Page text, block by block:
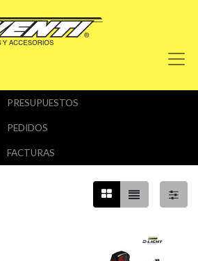
PRESUPUESTOS
PEDIDOS
FACTURAS